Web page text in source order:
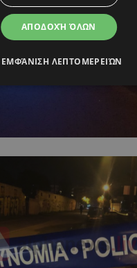
ΑΠΟΔΟΧΉ ΌΛΩΝ
ΕΜΦΆΝΙΣΗ ΛΕΠΤΟΜΕΡΕΙΏΝ